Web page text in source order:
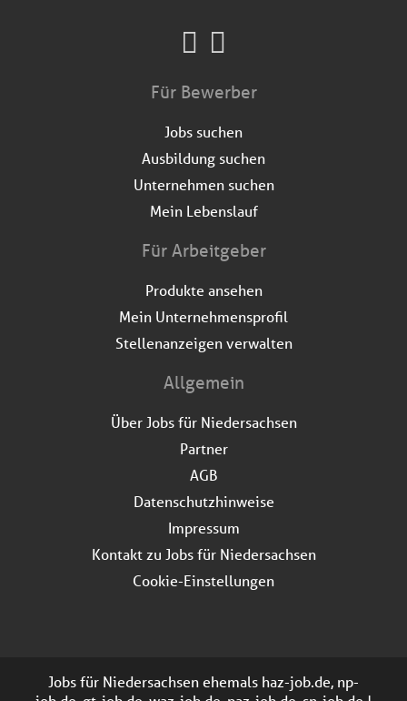
Für Bewerber
Jobs suchen
Ausbildung suchen
Unternehmen suchen
Mein Lebenslauf
Für Arbeitgeber
Produkte ansehen
Mein Unternehmensprofil
Stellenanzeigen verwalten
Allgemein
Über Jobs für Niedersachsen
Partner
AGB
Datenschutzhinweise
Impressum
Kontakt zu Jobs für Niedersachsen
Cookie-Einstellungen
Jobs für Niedersachsen ehemals haz-job.de, np-